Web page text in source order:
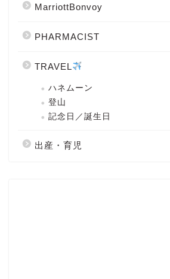
MarriottBonvoy
PHARMACIST
TRAVEL
ハネムーン
登山
記念日／誕生日
出産・育児